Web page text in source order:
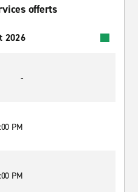
offerts
2026
-
PM
PM